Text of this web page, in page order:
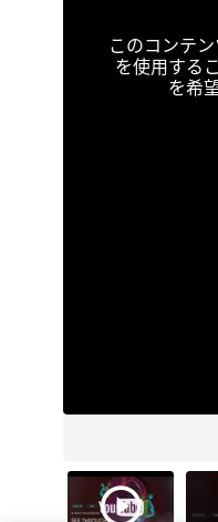
このコンテ
を使用する
を希